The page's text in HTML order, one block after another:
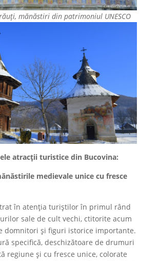
mănăstiri din patrimoniul UNESCO
atracţii turistice din Bucovina:
medievale unice cu fresce
în atenţia turiştilor în primul rând
sale de cult vechi, ctitorite acum
domnitori şi figuri istorice importante.
specifică, deschizătoare de drumuri
regiune şi cu fresce unice, colorate